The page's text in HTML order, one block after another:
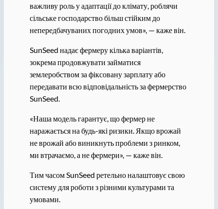
важливу роль у адаптації до клімату, роблячи
сільське господарство більш стійким до
непередбачуваних погодних умов», — каже він.
SunSeed надає фермеру кілька варіантів,
зокрема продовжувати займатися
землеробством за фіксовану зарплату або
передавати всю відповідальність за фермерство
SunSeed.
«Наша модель гарантує, що фермер не
наражається на будь-які ризики. Якщо врожай
не врожай або виникнуть проблеми з ринком,
ми втрачаємо, а не фермери», — каже він.
Тим часом SunSeed ретельно налаштовує свою
систему для роботи з різними культурами та
умовами.